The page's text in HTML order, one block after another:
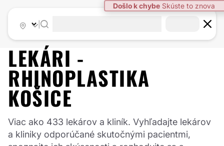
LEKÁRI -
RHINOPLASTIKA
KOŠICE
Viac ako 433 lekárov a kliník. Vyhľadajte lekárov
a kliniky odporúčané skutočnými pacientmi,